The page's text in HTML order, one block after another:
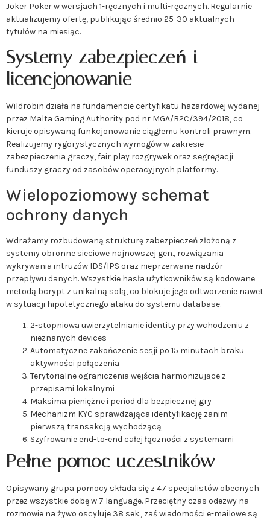
Joker Poker w wersjach 1-ręcznych i multi-ręcznych. Regularnie
aktualizujemy ofertę, publikując średnio 25-30 aktualnych
tytułów na miesiąc.
Systemy zabezpieczeń i
licencjonowanie
Wildrobin działa na fundamencie certyfikatu hazardowej wydanej
przez Malta Gaming Authority pod nr MGA/B2C/394/2018, co
kieruje opisywaną funkcjonowanie ciągłemu kontroli prawnym.
Realizujemy rygorystycznych wymogów w zakresie
zabezpieczenia graczy, fair play rozgrywek oraz segregacji
funduszy graczy od zasobów operacyjnych platformy.
Wielopoziomowy schemat
ochrony danych
Wdrażamy rozbudowaną strukturę zabezpieczeń złożoną z
systemy obronne sieciowe najnowszej gen., rozwiązania
wykrywania intruzów IDS/IPS oraz nieprzerwane nadzór
przepływu danych. Wszystkie hasła użytkowników są kodowane
metodą bcrypt z unikalną solą, co blokuje jego odtworzenie nawet
w sytuacji hipotetycznego ataku do systemu database.
2-stopniowa uwierzytelnianie identity przy wchodzeniu z
nieznanych devices
Automatyczne zakończenie sesji po 15 minutach braku
aktywności połączenia
Terytorialne ograniczenia wejścia harmonizujące z
przepisami lokalnymi
Maksima pieniężne i period dla bezpiecznej gry
Mechanizm KYC sprawdzająca identyfikację zanim
pierwszą transakcją wychodzącą
Szyfrowanie end-to-end całej łączności z systemami
Pełne pomoc uczestników
Opisywany grupa pomocy składa się z 47 specjalistów obecnych
przez wszystkie dobę w 7 language. Przeciętny czas odezwy na
rozmowie na żywo oscyluje 38 sek., zaś wiadomości e-mailowe są